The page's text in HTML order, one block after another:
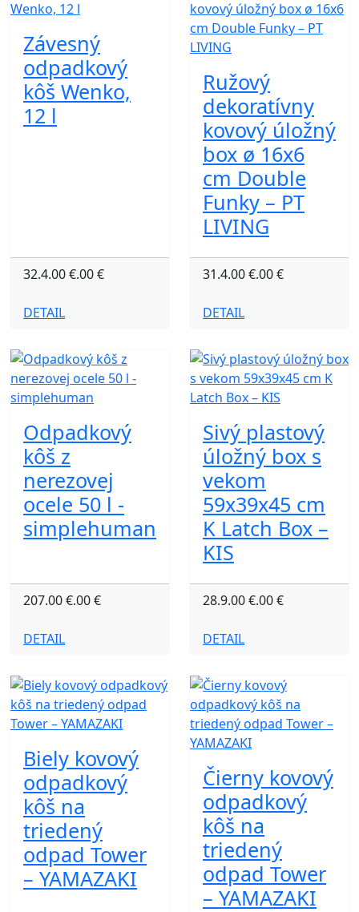
Závesný
odpadkový
kôš Wenko,
12 l
32.4.00 €.00 €
DETAIL
Ružový
dekoratívny
kovový úložný
box ø 16x6
cm Double
Funky – PT
LIVING
31.4.00 €.00 €
DETAIL
Odpadkový
kôš z
nerezovej
ocele 50 l -
simplehuman
207.00 €.00 €
DETAIL
Sivý plastový
úložný box s
vekom
59x39x45 cm
K Latch Box –
KIS
28.9.00 €.00 €
DETAIL
Biely kovový
odpadkový
kôš na
triedený
odpad Tower
– YAMAZAKI
Čierny kovový
odpadkový
kôš na
triedený
odpad Tower
– YAMAZAKI